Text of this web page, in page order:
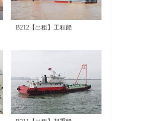
B212【出租】工程船